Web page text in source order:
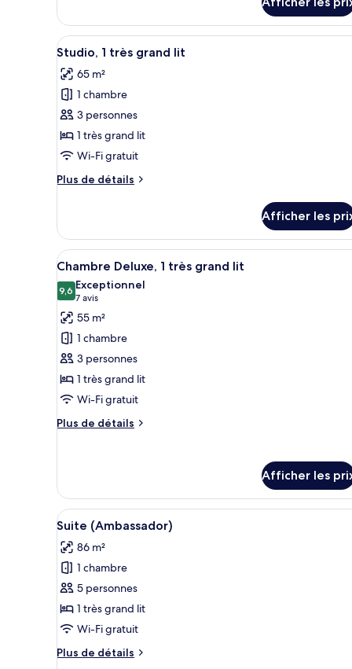
Chambre
Afficher
toutes
les
photos
pour
ce
type
chambre :
très
grand
lit
Une chambre d’hôtel avec
10
Studio, 1 très grand lit
65 m²
1 chambre
3 personnes
1 très grand lit
Wi-Fi gratuit
Plus de détails
Plus
Studio,
très
grand
lit
Afficher les
Afficher
toutes
les
photos
pour
ce
type
de
chambre :
Chambre
grand
lit
Literie de qualité, lit avec
7
Chambre Deluxe, 1 très grand lit
9,69,6 sur 10
Exceptionnel
7 avis
(7 avis)
55 m²
1 chambre
3 personnes
1 très grand lit
Wi-Fi gratuit
Plus de détails
Plus
Deluxe,
très
lit
Afficher les
Afficher
toutes
les
photos
pour
ce
type
chambre :
Une chambre d’hôtel
7
Suite (Ambassador)
86 m²
1 chambre
5 personnes
1 très grand lit
Wi-Fi gratuit
Plus de détails
Plus